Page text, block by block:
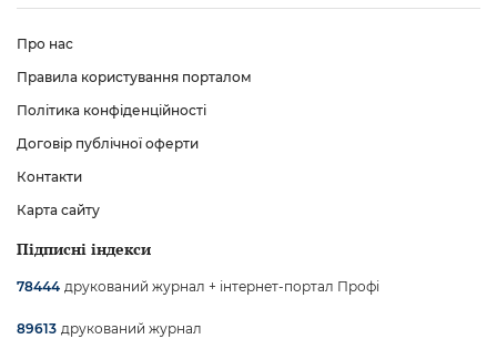
Про нас
Правила користування порталом
Політика конфіденційності
Договір публічної оферти
Контакти
Карта сайту
Підписні індекси
78444 друкований журнал + інтернет-портал Профі
89613 друкований журнал